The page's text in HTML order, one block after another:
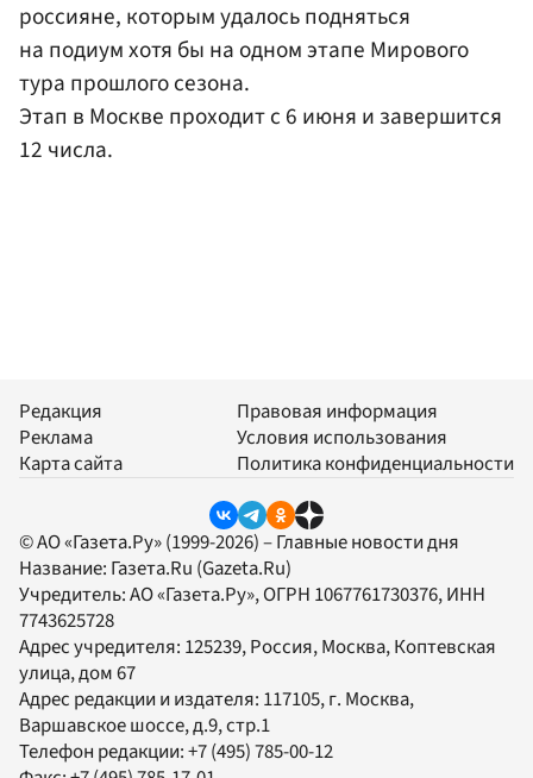
россияне, которым удалось подняться
на подиум хотя бы на одном этапе Мирового
тура прошлого сезона.
Этап в Москве проходит с 6 июня и завершится
12 числа.
Редакция
Реклама
Карта сайта
Правовая информация
Условия использования
Политика конфиденциальности
© АО «Газета.Ру» (1999-2026) – Главные новости дня
Название: Газета.Ru (Gazeta.Ru)
Учредитель:АО «Газета.Ру», ОГРН 1067761730376, ИНН
7743625728
Адрес учредителя: 125239, Россия, Москва, Коптевская
улица, дом 67
Адрес редакции и издателя: 117105, г. Москва,
Варшавское шоссе, д.9, стр.1
Телефон редакции:+7 (495) 785-00-12